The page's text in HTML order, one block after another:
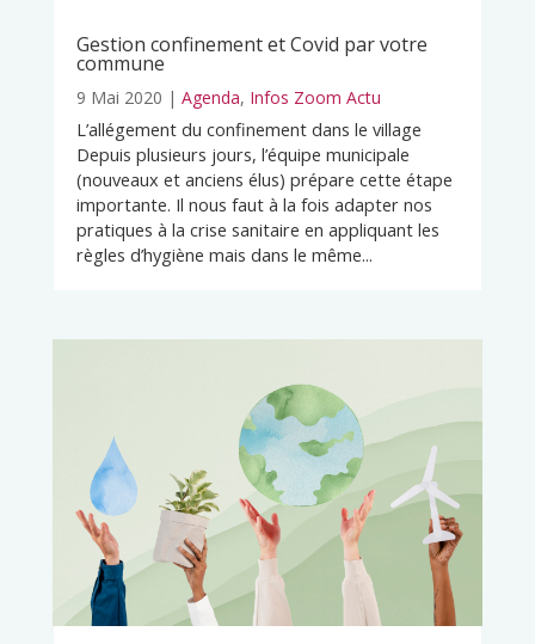
Gestion confinement et Covid par votre
commune
9 Mai 2020 | Agenda, Infos Zoom Actu
L’allégement du confinement dans le village
Depuis plusieurs jours, l’équipe municipale
(nouveaux et anciens élus) prépare cette étape
importante. Il nous faut à la fois adapter nos
pratiques à la crise sanitaire en appliquant les
règles d’hygiène mais dans le même...